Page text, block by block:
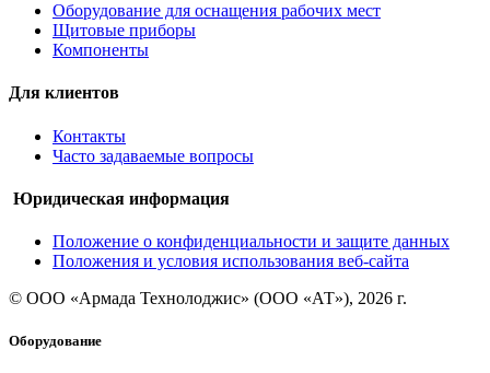
Оборудование для оснащения рабочих мест
Щитовые приборы
Компоненты
Для клиентов
Контакты
Часто задаваемые вопросы
Юридическая информация
Положение о конфиденциальности и защите данных
Положения и условия использования веб-сайта
© ООО «Армада Технолоджис» (ООО «АТ»), 2026 г.
Оборудование